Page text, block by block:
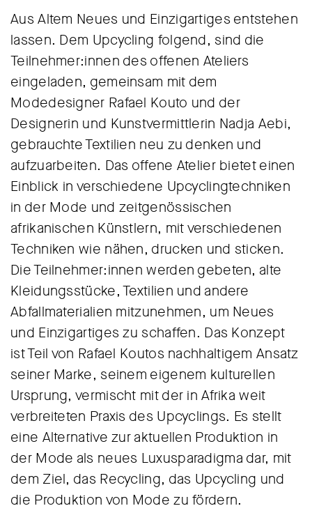
Aus Altem Neues und Einzigartiges entstehen
lassen. Dem Upcycling folgend, sind die
Teilnehmer:innen des offenen Ateliers
eingeladen, gemeinsam mit dem
Modedesigner Rafael Kouto und der
Designerin und Kunstvermittlerin Nadja Aebi,
gebrauchte Textilien neu zu denken und
aufzuarbeiten. Das offene Atelier bietet einen
Einblick in verschiedene Upcyclingtechniken
in der Mode und zeitgenössischen
afrikanischen Künstlern, mit verschiedenen
Techniken wie nähen, drucken und sticken.
Die Teilnehmer:innen werden gebeten, alte
Kleidungsstücke, Textilien und andere
Abfallmaterialien mitzunehmen, um Neues
und Einzigartiges zu schaffen. Das Konzept
ist Teil von Rafael Koutos nachhaltigem Ansatz
seiner Marke, seinem eigenem kulturellen
Ursprung, vermischt mit der in Afrika weit
verbreiteten Praxis des Upcyclings. Es stellt
eine Alternative zur aktuellen Produktion in
der Mode als neues Luxusparadigma dar, mit
dem Ziel, das Recycling, das Upcycling und
die Produktion von Mode zu fördern.